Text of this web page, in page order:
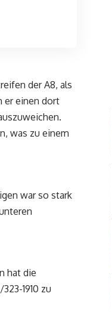
der A8, als
er einen dort
was zu einem
war so stark
hat die
1910 zu